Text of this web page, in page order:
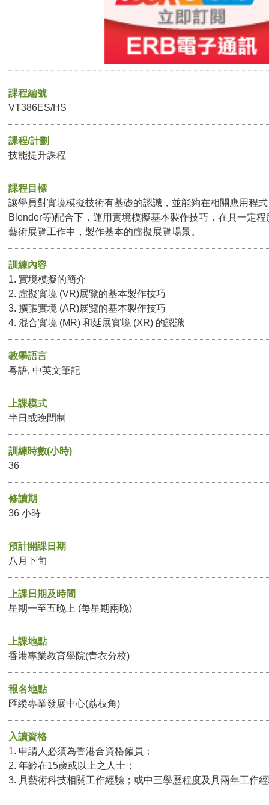
課程編號
VT386ES/HS
課程/計劃
技能提升課程
課程目標
讓學員對實境模擬技術有基礎的認識，並能夠在相關應用程
Blender等)配合下，運用實境模擬基本製作技巧，在具一定
藝術展覽工作中，製作基本的虛擬展覽場景。
訓練內容
1. 實境模擬的簡介
2. 虛擬實境 (VR)展覽的基本製作技巧
3. 擴張實境 (AR)展覽的基本製作技巧
4. 混合實境 (MR) 和延展實境 (XR) 的認識
教學語言
粵語, 中英文筆記
上課模式
半日或晚間制
訓練時數(小時)
36
修讀期
36 小時
預計開課日期
八月下旬
上課日期及時間
星期一至五晚上 (每星期兩晚)
上課地點
香港專業教育學院(青衣分校)
報名地點
匯縱專業發展中心(荔枝角)
入讀資格
1. 申請人必須為香港合資格僱員；
2. 年齡在15歲或以上之人士；
3. 具藝術科技相關工作經驗；或中三學歷程度及具兩年工作